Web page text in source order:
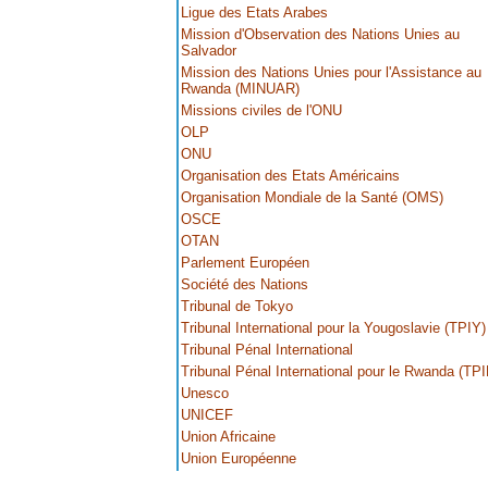
Ligue des Etats Arabes
Mission d'Observation des Nations Unies au
Salvador
Mission des Nations Unies pour l'Assistance au
Rwanda (MINUAR)
Missions civiles de l'ONU
OLP
ONU
Organisation des Etats Américains
Organisation Mondiale de la Santé (OMS)
OSCE
OTAN
Parlement Européen
Société des Nations
Tribunal de Tokyo
Tribunal International pour la Yougoslavie (TPIY)
Tribunal Pénal International
Tribunal Pénal International pour le Rwanda
Unesco
UNICEF
Union Africaine
Union Européenne